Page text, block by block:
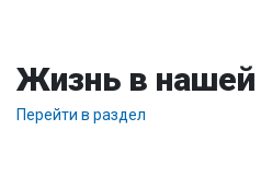
Жизнь в нашей
Перейти в раздел